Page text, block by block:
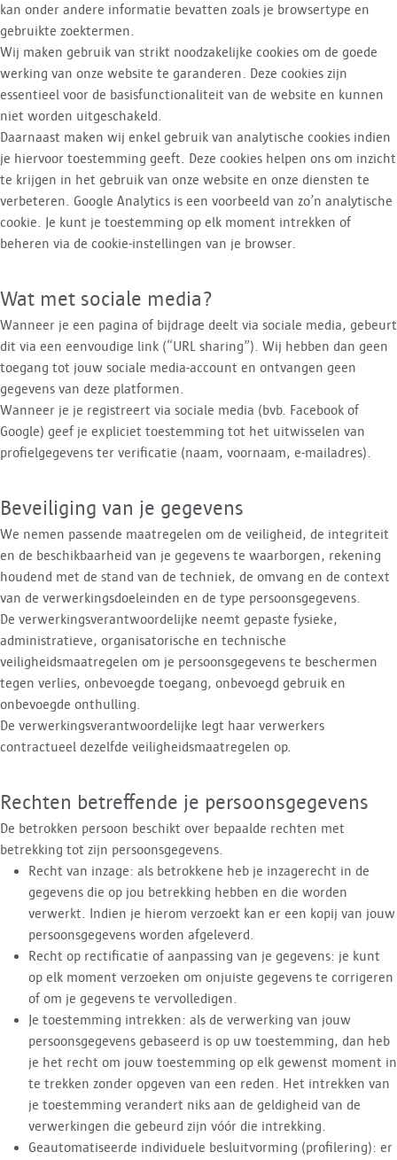
kan onder andere informatie bevatten zoals je browsertype en
gebruikte zoektermen.
Wij maken gebruik van strikt noodzakelijke cookies om de goede
werking van onze website te garanderen. Deze cookies zijn
essentieel voor de basisfunctionaliteit van de website en kunnen
niet worden uitgeschakeld.
Daarnaast maken wij enkel gebruik van analytische cookies indien
je hiervoor toestemming geeft. Deze cookies helpen ons om inzicht
te krijgen in het gebruik van onze website en onze diensten te
verbeteren. Google Analytics is een voorbeeld van zo’n analytische
cookie. Je kunt je toestemming op elk moment intrekken of
beheren via de cookie-instellingen van je browser.
Wat met sociale media?
Wanneer je een pagina of bijdrage deelt via sociale media, gebeurt
dit via een eenvoudige link (“URL sharing”). Wij hebben dan geen
toegang tot jouw sociale media-account en ontvangen geen
gegevens van deze platformen.
Wanneer je je registreert via sociale media (bvb. Facebook of
Google) geef je expliciet toestemming tot het uitwisselen van
profielgegevens ter verificatie (naam, voornaam, e-mailadres).
Beveiliging van je gegevens
We nemen passende maatregelen om de veiligheid, de integriteit
en de beschikbaarheid van je gegevens te waarborgen, rekening
houdend met de stand van de techniek, de omvang en de context
van de verwerkingsdoeleinden en de type persoonsgegevens.
De verwerkingsverantwoordelijke neemt gepaste fysieke,
administratieve, organisatorische en technische
veiligheidsmaatregelen om je persoonsgegevens te beschermen
tegen verlies, onbevoegde toegang, onbevoegd gebruik en
onbevoegde onthulling.
De verwerkingsverantwoordelijke legt haar verwerkers
contractueel dezelfde veiligheidsmaatregelen op.
Rechten betreffende je persoonsgegevens
De betrokken persoon beschikt over bepaalde rechten met
betrekking tot zijn persoonsgegevens.
Recht van inzage: als betrokkene heb je inzagerecht in de
gegevens die op jou betrekking hebben en die worden
verwerkt. Indien je hierom verzoekt kan er een kopij van jouw
persoonsgegevens worden afgeleverd.
Recht op rectificatie of aanpassing van je gegevens: je kunt
op elk moment verzoeken om onjuiste gegevens te corrigeren
of om je gegevens te vervolledigen.
Je toestemming intrekken: als de verwerking van jouw
persoonsgegevens gebaseerd is op uw toestemming, dan heb
je het recht om jouw toestemming op elk gewenst moment in
te trekken zonder opgeven van een reden. Het intrekken van
je toestemming verandert niks aan de geldigheid van de
verwerkingen die gebeurd zijn vóór die intrekking.
Geautomatiseerde individuele besluitvorming (profilering): er